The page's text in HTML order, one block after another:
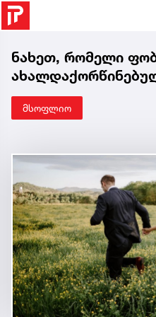
ნახეთ, რომელი
მსოფლიო